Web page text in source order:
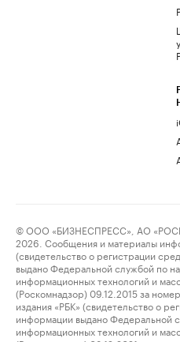
© ООО «БИЗНЕСПРЕСС», АО
2026. Сообщения и материалы
(свидетельство о регистрации
выдано Федеральной службой по
информационных технологий и
(Роскомнадзор) 09.12.2015 за
издания «РБК» (свидетельство о
информации выдано Федеральной
информационных технологий и